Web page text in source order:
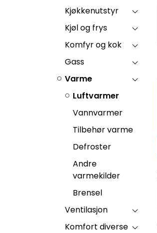
Kjøkkenutstyr
Kjøl og frys
Komfyr og kok
Gass
Varme
Luftvarmer
Vannvarmer
Tilbehør varme
Defroster
Andre
varmekilder
Brensel
Ventilasjon
Komfort diverse